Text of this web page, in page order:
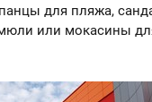
для пляжа,
или мокасины